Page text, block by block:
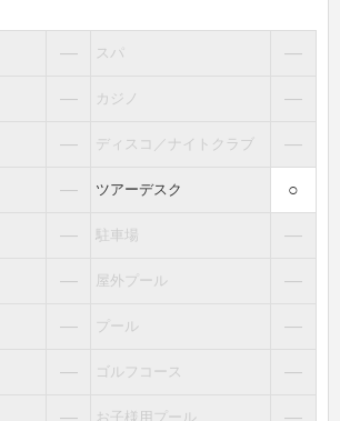
― スパ ―
― カジノ ―
― ディスコ／ナイトクラブ ―
― ツアーデスク ○
― 駐車場 ―
― 屋外プール ―
― プール ―
― ゴルフコース ―
― お子様用プール ―